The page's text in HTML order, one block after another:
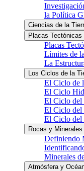
la Política
Ciencias de la
Placas Tectónicas
Placas
Límites de
La
Los Ciclos de la
El Ciclo de
El Ciclo
El Ciclo del
El Ciclo del
El Ciclo del
Rocas y Minerales
Definiendo
Minerales
Atmósfera y